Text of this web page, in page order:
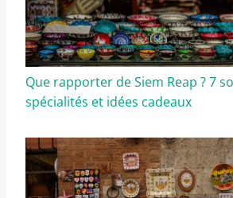
Que rapporter de Siem Reap ? 7
spécialités et idées cadeaux